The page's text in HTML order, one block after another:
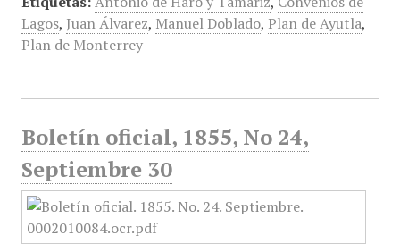
Lagos, Juan Álvarez, Manuel Doblado, Plan de Ayutla,
Plan de Monterrey
Boletín oficial, 1855, No 24,
Septiembre 30